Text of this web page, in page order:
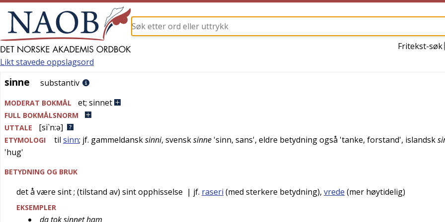
Fritekst-søk
sinne
Likt stavede oppslagsord
sinne substantiv
MODERAT BOKMÅL et; sinnet
FULL BOKMÅLSNORM
UTTALE
[si`n:ə]
ETYMOLOGI til sinn; jf. gammeldansksinni, svensksinne 'sinn, sans', eldre betydning også 'tanke, forstand', islandsk
'hug'
BETYDNING OG BRUK
det å være sint; (tilstand av) sint opphisselse | jf. raseri (med sterkere betydning), vrede (mer høytidelig)
EKSEMPLER
da tok sinnet ham